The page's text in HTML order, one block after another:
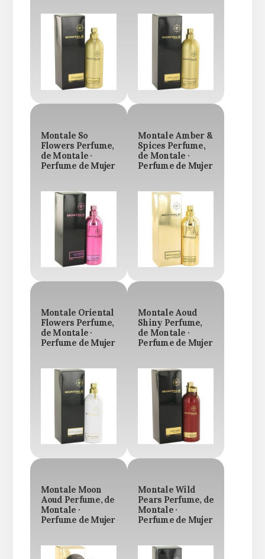
Montale So
Flowers Perfume,
de Montale ·
Perfume de Mujer
Montale Amber &
Spices Perfume,
de Montale ·
Perfume de Mujer
Montale Oriental
Flowers Perfume,
de Montale ·
Perfume de Mujer
Montale Aoud
Shiny Perfume,
de Montale ·
Perfume de Mujer
Montale Moon
Aoud Perfume, de
Montale ·
Perfume de Mujer
Montale Wild
Pears Perfume, de
Montale ·
Perfume de Mujer